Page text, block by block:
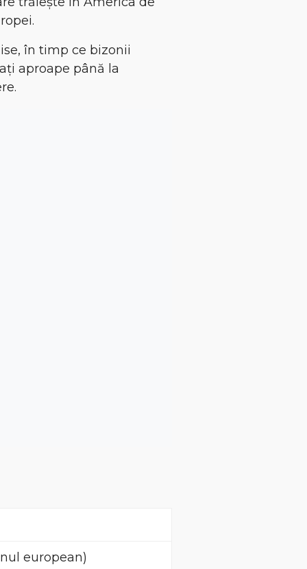
, în timp ce bizonii
aproape până la
european)